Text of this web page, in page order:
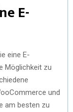
E-
eine E-
Möglichkeit zu
und
am besten zu